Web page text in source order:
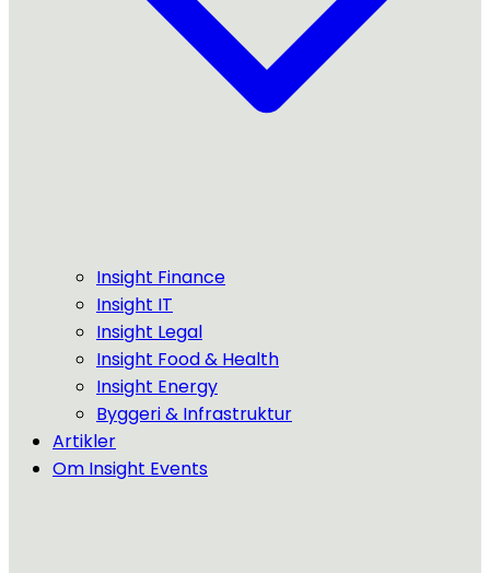
Insight Finance
Insight IT
Insight Legal
Insight Food & Health
Insight Energy
Byggeri & Infrastruktur
Artikler
Om Insight Events